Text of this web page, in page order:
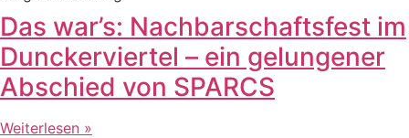
Das war’s: Nachbarschaftsfest im
Dunckerviertel – ein gelungener
Abschied von SPARCS
Weiterlesen »